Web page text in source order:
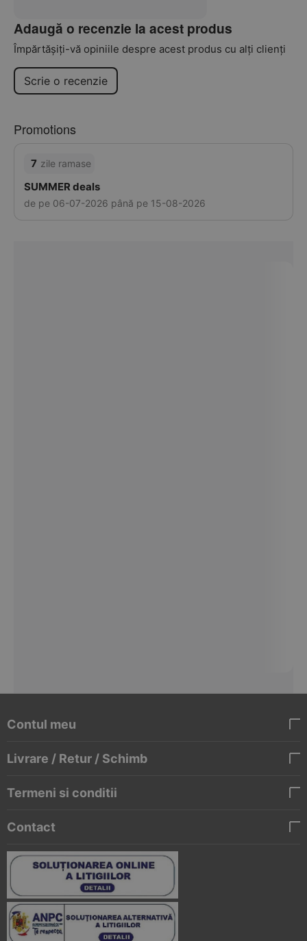
Adaugă o recenzie la acest produs
Împărtășiți-vă opiniile despre acest produs cu alți clienți
Scrie o recenzie
Promotions
7 zile ramase
SUMMER deals
de pe 06-07-2026 până pe 15-08-2026
Contul meu
Livrare / Retur / Schimb
Termeni si conditii
Contact